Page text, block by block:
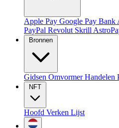
Apple Pay Google Pay Bank
PayPal Revolut Skrill
Bronnen
Gidsen OmvormerHandelen
NFT
Hoofd Verken Lijst